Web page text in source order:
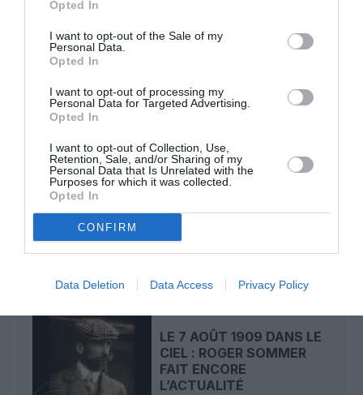
Opted In
I want to opt-out of the Sale of my
Personal Data.
Opted In
I want to opt-out of processing my
Personal Data for Targeted Advertising.
Opted In
I want to opt-out of Collection, Use,
Retention, Sale, and/or Sharing of my
Personal Data that Is Unrelated with the
Purposes for which it was collected.
Opted In
CONFIRM
Data Deletion Data Access Privacy Policy
histoire de l'aviation
LIRE AUSSI
LE 8 AOÛT 1908 DANS LE
DÉMONSTRATION
LE 7 AOÛT 1909 DANS LE
CIEL : ROGER SOMMER
FAIT ENCORE
L’ACTUALITÉ